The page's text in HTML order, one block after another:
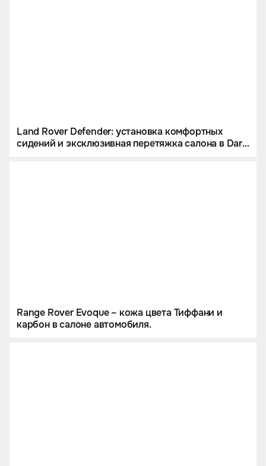
Land Rover Defender: установка комфортных
сидений и эксклюзивная перетяжка салона в Dark
Range Rover Evoque – кожа цвета Тиффани и
карбон в салоне автомобиля.